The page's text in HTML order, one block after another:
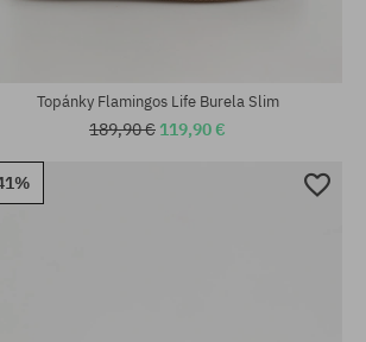
Topánky Flamingos Life Burela Slim
189,90 € 119,90 €